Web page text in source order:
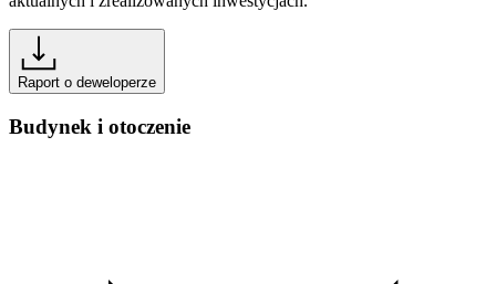
Raport o deweloperze
Budynek i otoczenie